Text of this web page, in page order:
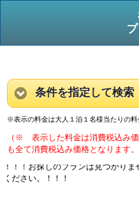
条件を指定して検索
※表示の料金は大人１泊１名様当たりの料
（※ 表示した料金は消費税込み
も全て消費税込み価格となります。
！！！お探しのプランは見つかり
ください。！！！